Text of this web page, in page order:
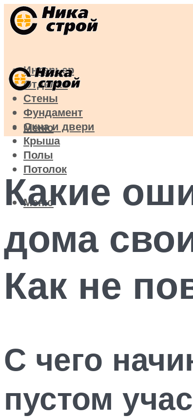
Интерьер
Отделка
Стены
Фундамент
Окна и двери
Крыша
Полы
Потолок
Меню
Меню
Какие
дома
Как не
С чего
пустом